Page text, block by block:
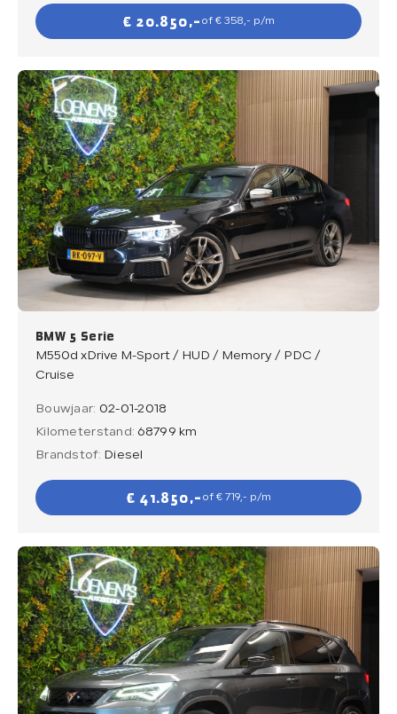
€ 20.850,- of € 358,- p/m
BMW 5 Serie
M550d xDrive M-Sport / HUD / Memory / PDC /
Cruise
Bouwjaar: 02-01-2018
Kilometerstand: 68799 km
Brandstof: Diesel
€ 41.850,- of € 719,- p/m